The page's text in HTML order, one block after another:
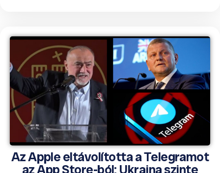
Az Apple eltávolította a Telegramot
az App Store-ból; Ukrajna szinte